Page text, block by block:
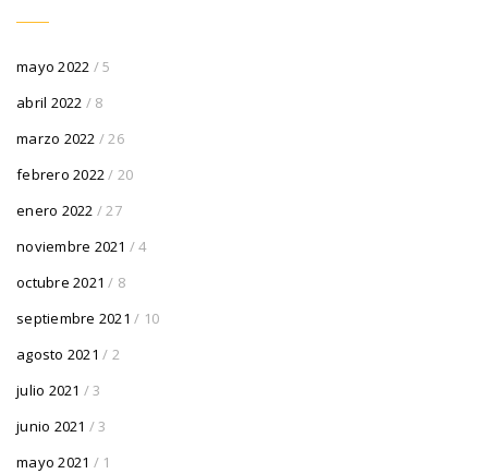
mayo 2022 / 5
abril 2022 / 8
marzo 2022 / 26
febrero 2022/ 20
enero 2022 / 27
noviembre 2021 / 4
octubre 2021 / 8
septiembre 2021 / 10
agosto 2021 / 2
julio 2021 / 3
junio 2021 / 3
mayo 2021 / 1